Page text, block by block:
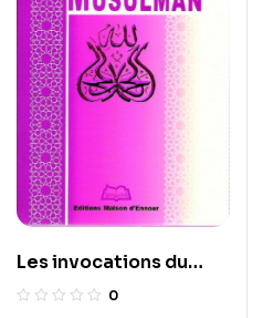
Les invocations du
musulman0